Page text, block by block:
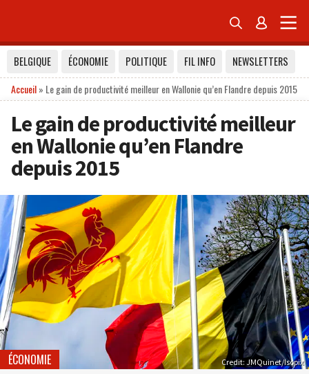
 
BELGIQUE ÉCONOMIE POLITIQUE FIL INFO
NEWSLETTERS
Accueil» Le gain de productivité meilleur en Wallonie qu’en Flandre depuis 2015
Le gain de productivité meilleur
en Wallonie qu’en Flandre
depuis 2015
Credit: JMQuinet/Isopix
ÉCONOMIE